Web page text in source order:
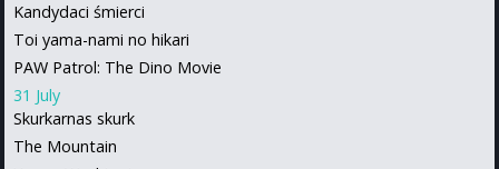
Kandydaci śmierci
Toi yama-nami no hikari
PAW Patrol: The Dino Movie
31 July
Skurkarnas skurk
The Mountain